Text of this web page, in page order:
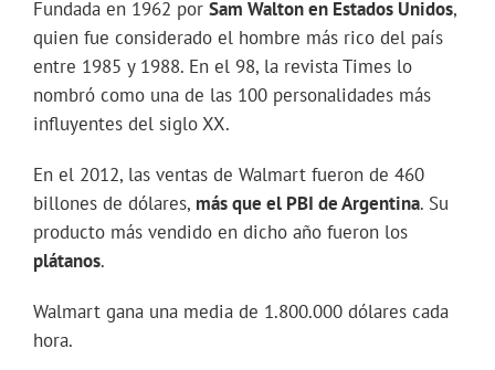
Fundada en 1962 por Sam Walton en Estados Unidos,
quien fue considerado el hombre más rico del país
entre 1985 y 1988. En el 98, la revista Times lo
nombró como una de las 100 personalidades más
influyentes del siglo XX.
En el 2012, las ventas de Walmart fueron de 460
billones de dólares, más que el PBI de Argentina. Su
producto más vendido en dicho año fueron los
plátanos.
Walmart gana una media de 1.800.000 dólares cada
hora.